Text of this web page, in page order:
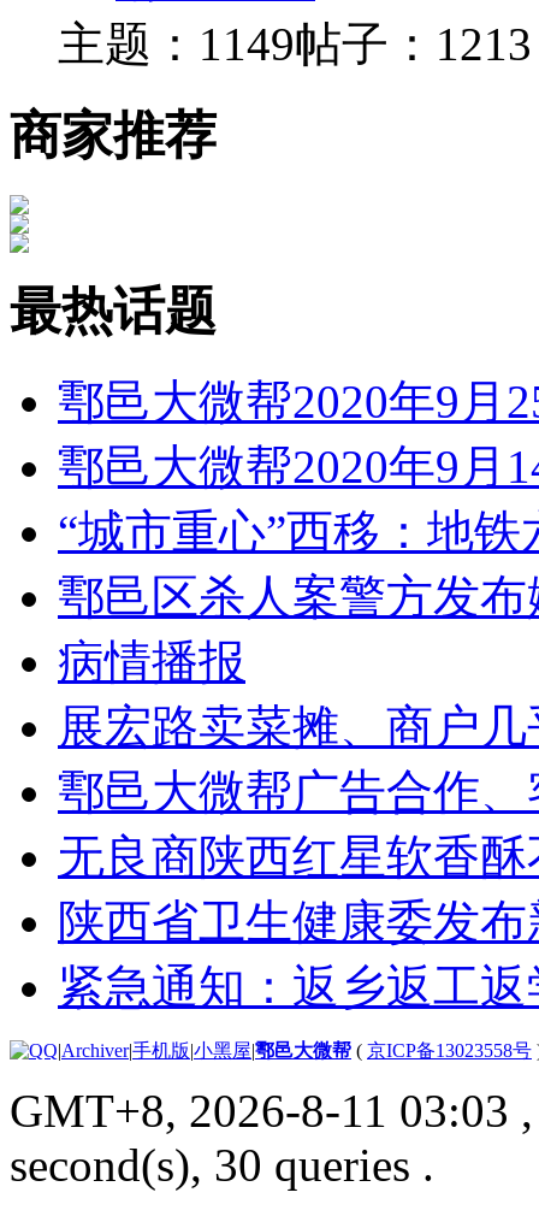
主题：1149帖子：1213
商家推荐
最热话题
鄠邑大微帮2020年9月
鄠邑大微帮2020年9月
“城市重心”西移：地
鄠邑区杀人案警方发
病情播报
展宏路卖菜摊、商户
鄠邑大微帮广告合作
无良商陕西红星软香
陕西省卫生健康委发
紧急通知：返乡返工
|Archiver|手机版|小黑屋|鄠邑大微帮 ( 京ICP备13023558号
GMT+8, 2026-8-11 03:03
second(s), 30 queries .